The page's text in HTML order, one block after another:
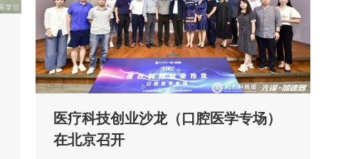
医疗科技创业沙龙（口腔医学专场）
在北京召开